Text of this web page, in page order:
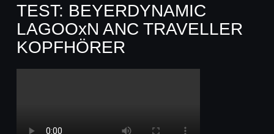
TEST: BEYERDYNAMIC
LAGOOxN ANC TRAVELLER
KOPFHÖRER